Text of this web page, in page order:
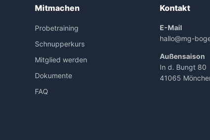
Mitmachen
Probetraining
Schnupperkurs
Mitglied werden
Dokumente
FAQ
Kontakt
E-Mail
hallo@mg-
Außensaison
In d. Bungt 80
41065